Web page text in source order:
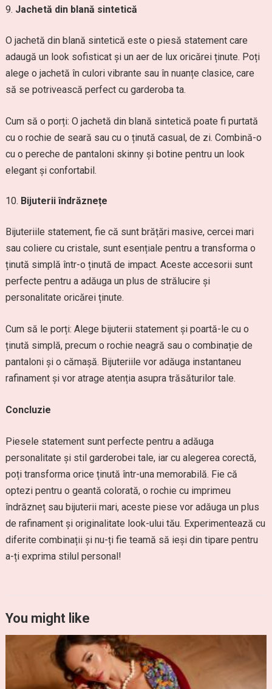
Jachetă din blană sintetică
O jachetă din blană sintetică este o piesă statement care
adaugă un look sofisticat și un aer de lux oricărei ținute. Poți
alege o jachetă în culori vibrante sau în nuanțe clasice, care
să se potrivească perfect cu garderoba ta.
Cum să o porți: O jachetă din blană sintetică poate fi purtată
cu o rochie de seară sau cu o ținută casual, de zi. Combină-o
cu o pereche de pantaloni skinny și botine pentru un look
elegant și confortabil.
Bijuterii îndrăznețe
Bijuteriile statement, fie că sunt brățări masive, cercei mari
sau coliere cu cristale, sunt esențiale pentru a transforma o
ținută simplă într-o ținută de impact. Aceste accesorii sunt
perfecte pentru a adăuga un plus de strălucire și
personalitate oricărei ținute.
Cum să le porți: Alege bijuterii statement și poartă-le cu o
ținută simplă, precum o rochie neagră sau o combinație de
pantaloni și o cămașă. Bijuteriile vor adăuga instantaneu
rafinament și vor atrage atenția asupra trăsăturilor tale.
Concluzie
Piesele statement sunt perfecte pentru a adăuga
personalitate și stil garderobei tale, iar cu alegerea corectă,
poți transforma orice ținută într-una memorabilă. Fie că
optezi pentru o geantă colorată, o rochie cu imprimeu
îndrăzneț sau bijuterii mari, aceste piese vor adăuga un plus
de rafinament și originalitate look-ului tău. Experimentează cu
diferite combinații și nu-ți fie teamă să ieși din tipare pentru
a-ți exprima stilul personal!
You might like